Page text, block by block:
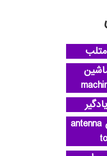
آنتن تولباکس antenna